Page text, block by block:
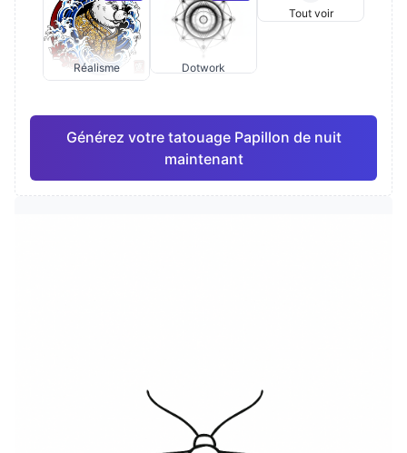
Réalisme Dotwork
Tout voir
Générez votre tatouage Papillon de nuit
maintenant